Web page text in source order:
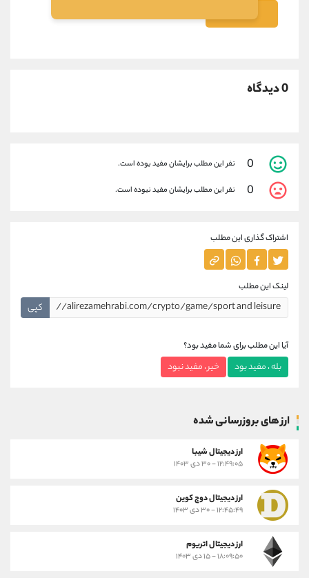
ثبت نظر
0 دیدگاه
0 نفر این مطلب برایشان مفید بوده است.
0 نفر این مطلب برایشان مفید نبوده است.
اشتراک گذاری این مطلب
لینک این مطلب
کپی
آیا این مطلب برای شما مفید بود؟
بله ، مفید بود خیر ، مفید نبود
ارز های بروزرسانی شده
ارز ديجيتال شیبا
۱۲:۴۹:۰۵ - ۳۰ دی ۱۴۰۳
ارز دیجیتال دوج کوین
۱۲:۴۵:۴۹ - ۳۰ دی ۱۴۰۳
ارز دیجیتال اتریوم
۱۸:۰۹:۵۰ - ۱۵ دی ۱۴۰۳